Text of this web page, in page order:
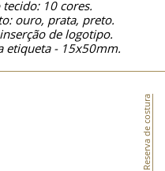
tecido: 10 cores.
ouro, prata, preto.
de logotipo.
etiqueta - 15x50mm.
Reserva de costura